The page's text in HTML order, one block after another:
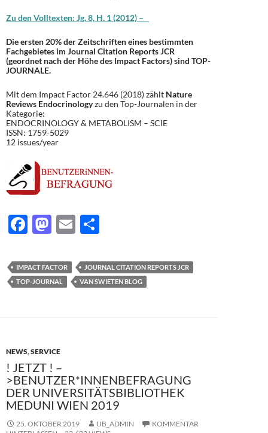
Zu den Volltexten: Jg. 8, H. 1 (2012) –
Die ersten 20% der Zeitschriften eines bestimmten
Fachgebietes im Journal Citation Reports JCR
(geordnet nach der Höhe des Impact Factors) sind TOP-
JOURNALE.
Mit dem Impact Factor 24.646 (2018) zählt Nature
Reviews Endocrinologyzu den Top-Journalen in der
Kategorie:
ENDOCRINOLOGY & METABOLISM – SCIE
ISSN: 1759-5029
12 issues/year
F
e
b
o
M
to
d
n
E
ail le
n
IMPACT FACTOR
JOURNAL CITATION REPORTS JCR
TOP-JOURNAL
VAN SWIETEN BLOG
NEWS,SERVICE
! JETZT ! –
>BENUTZER*INNENBEFRAGUNG
DER UNIVERSITÄTSBIBLIOTHEK
MEDUNI WIEN 2019
25. OKTOBER 2019 UB_ADMIN
KOMMENTAR